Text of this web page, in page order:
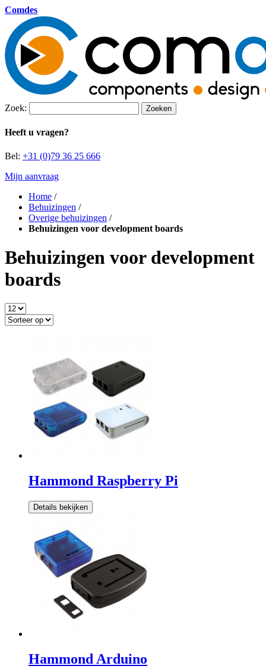
Comdes
Zoek: Zoeken
Heeft u vragen?
Bel: +31 (0)79 36 25 666
Mijn aanvraag
Home /
Behuizingen /
Overige behuizingen /
Behuizingen voor development boards
Behuizingen voor development
boards
Hammond Raspberry Pi
Details bekijken
Hammond Arduino